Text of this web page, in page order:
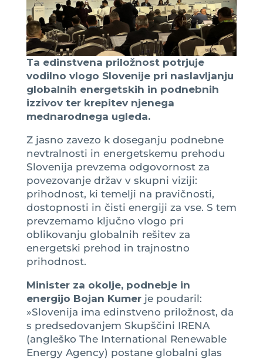
Ta edinstvena priložnost potrjuje
vodilno vlogo Slovenije pri naslavljanju
globalnih energetskih in podnebnih
izzivov ter krepitev njenega
mednarodnega ugleda.
Z jasno zavezo k doseganju podnebne
nevtralnosti in energetskemu prehodu
Slovenija prevzema odgovornost za
povezovanje držav v skupni viziji:
prihodnost, ki temelji na pravičnosti,
dostopnosti in čisti energiji za vse. S tem
prevzemamo ključno vlogo pri
oblikovanju globalnih rešitev za
energetski prehod in trajnostno
prihodnost.
Minister za okolje, podnebje in
energijo Bojan Kumerje poudaril:
»Slovenija ima edinstveno priložnost, da
s predsedovanjem Skupščini IRENA
(angleško The International Renewable
Energy Agency) postane globalni glas